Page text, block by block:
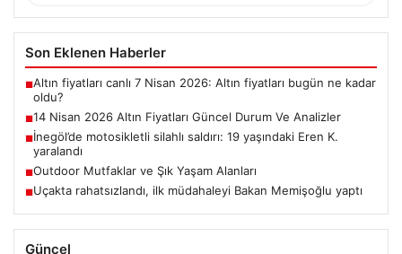
Son Eklenen Haberler
■Altın fiyatları canlı 7 Nisan 2026: Altın fiyatları bugün ne kadar
oldu?
■14 Nisan 2026 Altın Fiyatları Güncel Durum Ve Analizler
■İnegöl’de motosikletli silahlı saldırı: 19 yaşındaki Eren K.
yaralandı
■Outdoor Mutfaklar ve Şık Yaşam Alanları
■Uçakta rahatsızlandı, ilk müdahaleyi Bakan Memişoğlu yaptı
Güncel